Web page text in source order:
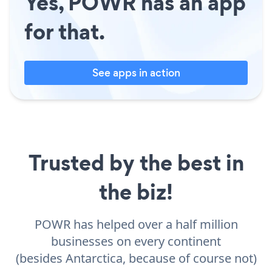
for that.
See apps in action
Trusted by the best in
the biz!
POWR has helped over a half million
businesses on every continent
(besides Antarctica, because of course not)